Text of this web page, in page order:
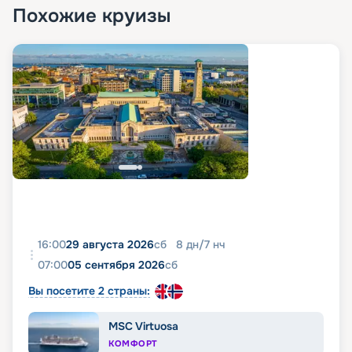
планом палуб, характеристиками судна и
описанием кают, увидеть фото лайнера
Rhapsody of the Seas можно прямо на этой
странице. Здесь же вы сможете забронировать
место на этом замечательном лайнере и купить
путевку на незабываемый тур в навигацию 2026 -
2027 по выгодной цене. По всем интересующим
вас вопросам обращайтесь к нашим
специалистам в онлайн-форме или по
контактному номеру.
Похожие круизы
16:0029 августа 2026сб 8 дн/7 нч
07:0005 сентября 2026сб
Вы посетите 2 страны:
MSC Virtuosa
КОМФОРТ